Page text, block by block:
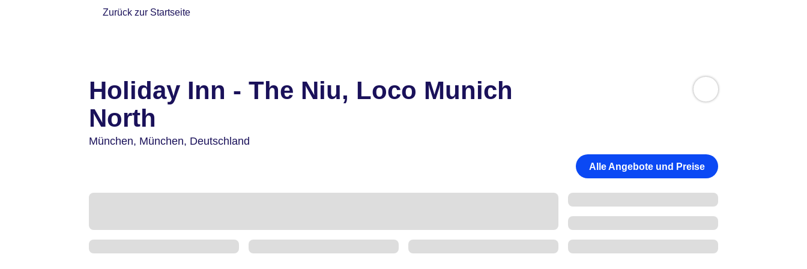
Zurück zur Startseite
Holiday Inn - The Niu, Loco Munich
North
München, München, Deutschland
Alle Angebote und Preise